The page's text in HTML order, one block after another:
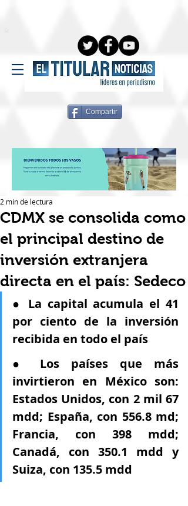
Compartir
CDMX se consolida como
el principal destino de
inversión extranjera
directa en el país: Sedeco
2 min de lectura
● La capital acumula el 41
por ciento de la inversión
recibida en todo el país
● Los países que más
invirtieron en México son:
Estados Unidos, con 2 mil 67
mdd; España, con 556.8 md;
Francia, con 398 mdd;
Canadá, con 350.1 mdd y
Suiza, con 135.5 mdd